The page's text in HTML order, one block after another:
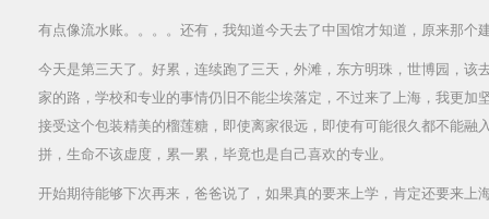
有点像流水账。。。。还有，我知道今天去了中国馆才知道，原来那个
今天是第三天了。好累，连续跑了三天，外滩，东方明珠，世博园，该
家的路，学校和专业的事情仍旧不能尘埃落定，不过来了上海，我更加
接受这个包装精美的榴莲糖，即使离家很远，即使有可能很久都不能融
拼，生命不该虚度，累一累，毕竟也是自己喜欢的专业。
开始期待能够下次再来，爸爸说了，如果真的要来上学，肯定还要来上